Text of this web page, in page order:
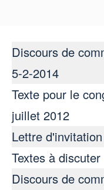
-
Discours de
5-2-2014
Texte pour le
juillet 2012
Lettre
Textes à discuter
Discours de